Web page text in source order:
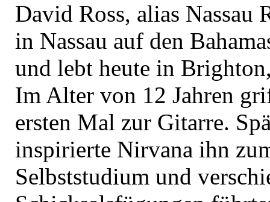
David Ross, alias Nassau
in Nassau auf den
und lebt heute in
Im Alter von 12 Jahren
ersten Mal zur Gitarre.
inspirierte Nirvana ihn
Selbststudium und